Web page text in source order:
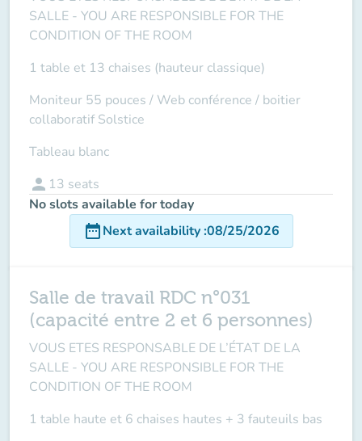
SALLE - YOU ARE RESPONSIBLE FOR THE
CONDITION OF THE ROOM
1 table et 13 chaises (hauteur classique)
Moniteur 55 pouces / Web conférence / boitier
collaboratif Solstice
Tableau blanc
person 13 seats
No slots available for today
date_rangeNext availability:08/25/2026
Salle de travail RDC n°031
(capacité entre 2 et 6 personnes)
VOUS ETES RESPONSABLE DE L’ÉTAT DE LA
SALLE - YOU ARE RESPONSIBLE FOR THE
CONDITION OF THE ROOM
1 table haute et 6 chaises hautes + 3 fauteuils bas